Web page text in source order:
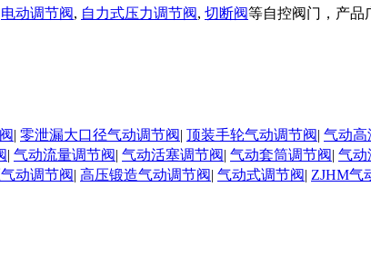
电动调节阀, 自力式压力调节阀, 切断阀等自控阀门，产品
| 零泄漏大口径气动调节阀| 顶装手轮气动调节阀| 气动高
| 气动流量调节阀| 气动活塞调节阀| 气动套筒调节阀| 气动
动调节阀| 高压锻造气动调节阀| 气动式调节阀| ZJHM气